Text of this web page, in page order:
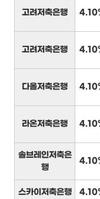
고려저축은행
고려저축은행
다올저축은행
라온저축은행
솔브레인저축은
행
스카이저축은행